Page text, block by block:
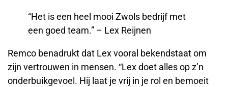
“Het is een heel mooi Zwols bedrijf met
een goed team.” – Lex Reijnen
Remco benadrukt dat Lex vooral bekendstaat om
zijn vertrouwen in mensen. “Lex doet alles op z’n
onderbuikgevoel. Hij laat je vrij in je rol en bemoeit